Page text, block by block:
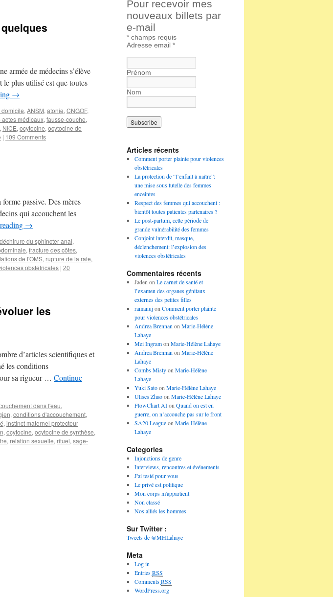
armée de médecins s’élève
le plus utilisé est que toutes
→
, ANSM, atonie, CNGOF,
actes médicaux, fausse-couche,
, NICE, ocytocine, ocytocine de
| 109 Comments
passive. Des mères
qui accouchent les
→
déchirure du sphincter anal,
, fracture des côtes,
de l'OMS, rupture de la rate,
obstétricales | 20
les
d’articles scientifiques et
les conditions
sa rigueur … Continue
dans l'eau,
, conditions d'accouchement,
, instinct maternel protecteur
, ocytocine, ocytocine de synthèse,
, relation sexuelle, rituel, sage-
Pour recevoir mes
nouveaux billets par
e-mail
* champs requis
Adresse email *
Prénom
Nom
Articles récents
Comment porter plainte pour violences
obstétricales
La protection de “l’enfant à naître”:
une mise sous tutelle des femmes
enceintes
Respect des femmes qui accouchent :
bientôt toutes patientes partenaires ?
Le post-partum, cette période de
grande vulnérabilité des femmes
Conjoint interdit, masque,
déclenchement: l’explosion des
violences obstétricales
Commentaires récents
Jaden on Le carnet de santé et
l’examen des organes génitaux
externes des petites filles
ramanujon Comment porter plainte
pour violences obstétricales
Andrea Brennan on Marie-Hélène
Lahaye
Mei Ingramon Marie-Hélène Lahaye
Andrea Brennan on Marie-Hélène
Lahaye
Combs Mistyon Marie-Hélène
Lahaye
Yuki Satoon Marie-Hélène Lahaye
Ulises Zhaoon Marie-Hélène Lahaye
FlowChart AIon Quand on est en
guerre, on n’accouche pas sur le front
SA20 Leagueon Marie-Hélène
Lahaye
Categories
Injonctions de genre
Interviews, rencontres et événements
J'ai testé pour vous
Le privé est politique
Mon corps m'appartient
Non classé
Nos alliés les hommes
Sur Twitter :
Tweets de @MHLahaye
Meta
Log in
EntriesRSS
CommentsRSS
WordPress.org